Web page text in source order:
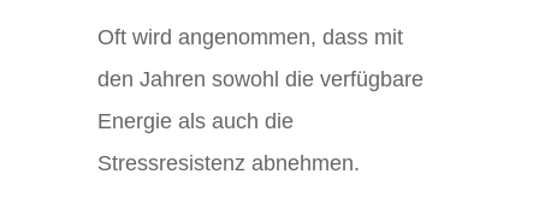
Oft wird angenommen, dass mit
den Jahren sowohl die verfügbare
Energie als auch die
Stressresistenz abnehmen.